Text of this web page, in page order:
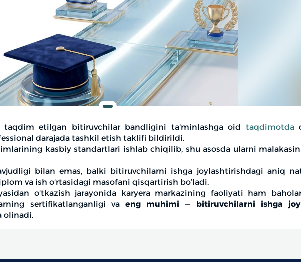
taqdim etilgan bitiruvchilar bandligini ta'minlashga oid taqdimotda
darajada tashkil etish taklifi bildirildi.
kasbiy standartlari ishlab chiqilib, shu asosda ularni
bilan emas, balki bitiruvchilarni ishga joylashtirishdagi aniq
va ish o‘rtasidagi masofani qisqartirish bo‘ladi.
o‘tkazish jarayonida karyera markazining faoliyati ham
sertifikatlanganligi va eng muhimi — bitiruvchilarni ishga
olinadi.